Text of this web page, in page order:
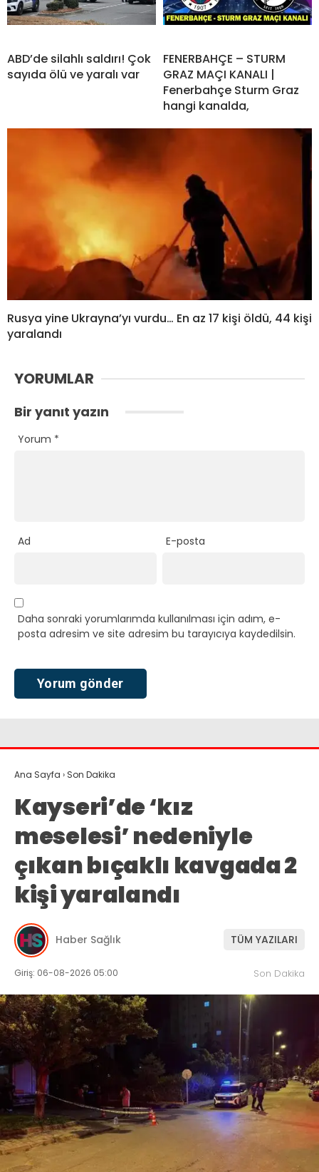
ABD’de silahlı saldırı! Çok
sayıda ölü ve yaralı var
FENERBAHÇE – STURM
GRAZ MAÇI KANALI |
Fenerbahçe Sturm Graz
hangi kanalda,
Rusya yine Ukrayna’yı vurdu… En az 17 kişi öldü, 44 kişi
yaralandı
YORUMLAR
Bir yanıt yazın
Yorum *
Ad E-posta
Daha sonraki yorumlarımda kullanılması için adım, e-
posta adresim ve site adresim bu tarayıcıya kaydedilsin.
Ana Sayfa › Son Dakika
Kayseri’de ‘kız
meselesi’ nedeniyle
çıkan bıçaklı kavgada 2
kişi yaralandı
Haber Sağlık TÜM YAZILARI
Giriş: 06-08-2026 05:00 Son Dakika